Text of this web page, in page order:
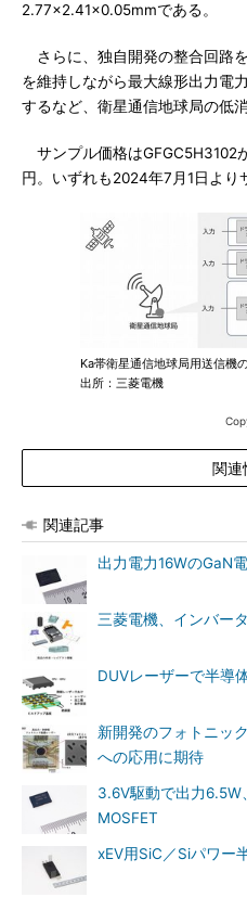
2.77×2.41×0.05mmである。
さらに、独自開発の整合回路
を維持しながら最大線形出力電
するなど、衛星通信地球局の低
サンプル価格はGFGC5H3102
円。いずれも2024年7月1日より
Ka帯衛星通信地球局用送信機
出所：三菱電機
関連
関連記事
出力電力16WのGaN
三菱電機、インバー
DUVレーザーで半導
新開発のフォトニッ
への応用に期待
3.6V駆動で出力6.5W
MOSFET
xEV用SiC／Siパワー